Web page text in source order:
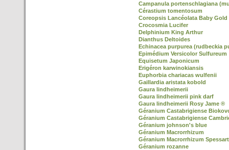
Campanula portenschlagiana
Cérastium tomentosum
Coreopsis Lancéolata Baby Gold
Crocosmia Lucifer
Delphinium King Arthur
Dianthus Deltoides
Echinacea purpurea (rudbeckia
Epimédium Versicolor Sulfureum
Equisetum Japonicum
Erigéron karwinokiansis
Euphorbia chariacas wulfenii
Gaillardia aristata kobold
Gaura lindheimerii
Gaura lindheimerii pink darf
Gaura lindheimerii Rosy Jame ®
Géranium Castabrigiense
Géranium Castabrigiense
Géranium johnson's blue
Géranium Macrorrhizum
Géranium Macrorrhizum Spessart
Géranium rozanne